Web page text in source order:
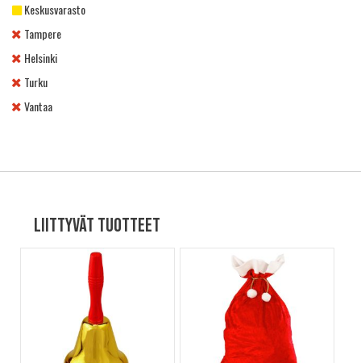
Keskusvarasto
Tampere
Helsinki
Turku
Vantaa
Liittyvät tuotteet